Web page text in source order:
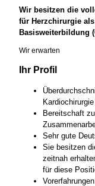
Wir besitzen die
für Herzchirurgie
Basisweiterbildung
Wir erwarten
Ihr Profil
Kardiochirurgie
Bereitschaft
Sehr gute
Sie besitzen
zeitnah
für diese